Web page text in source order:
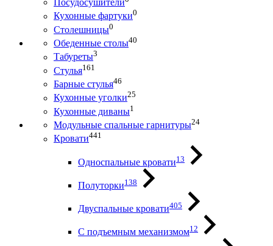
Посудосушители
Кухонные фартуки0
Столешницы0
Обеденные столы40
Табуреты3
Стулья161
Барные стулья46
Кухонные уголки25
Кухонные диваны1
Модульные спальные гарнитуры24
Кровати441
Односпальные кровати13
Полуторки138
Двуспальные кровати405
С подъемным механизмом12